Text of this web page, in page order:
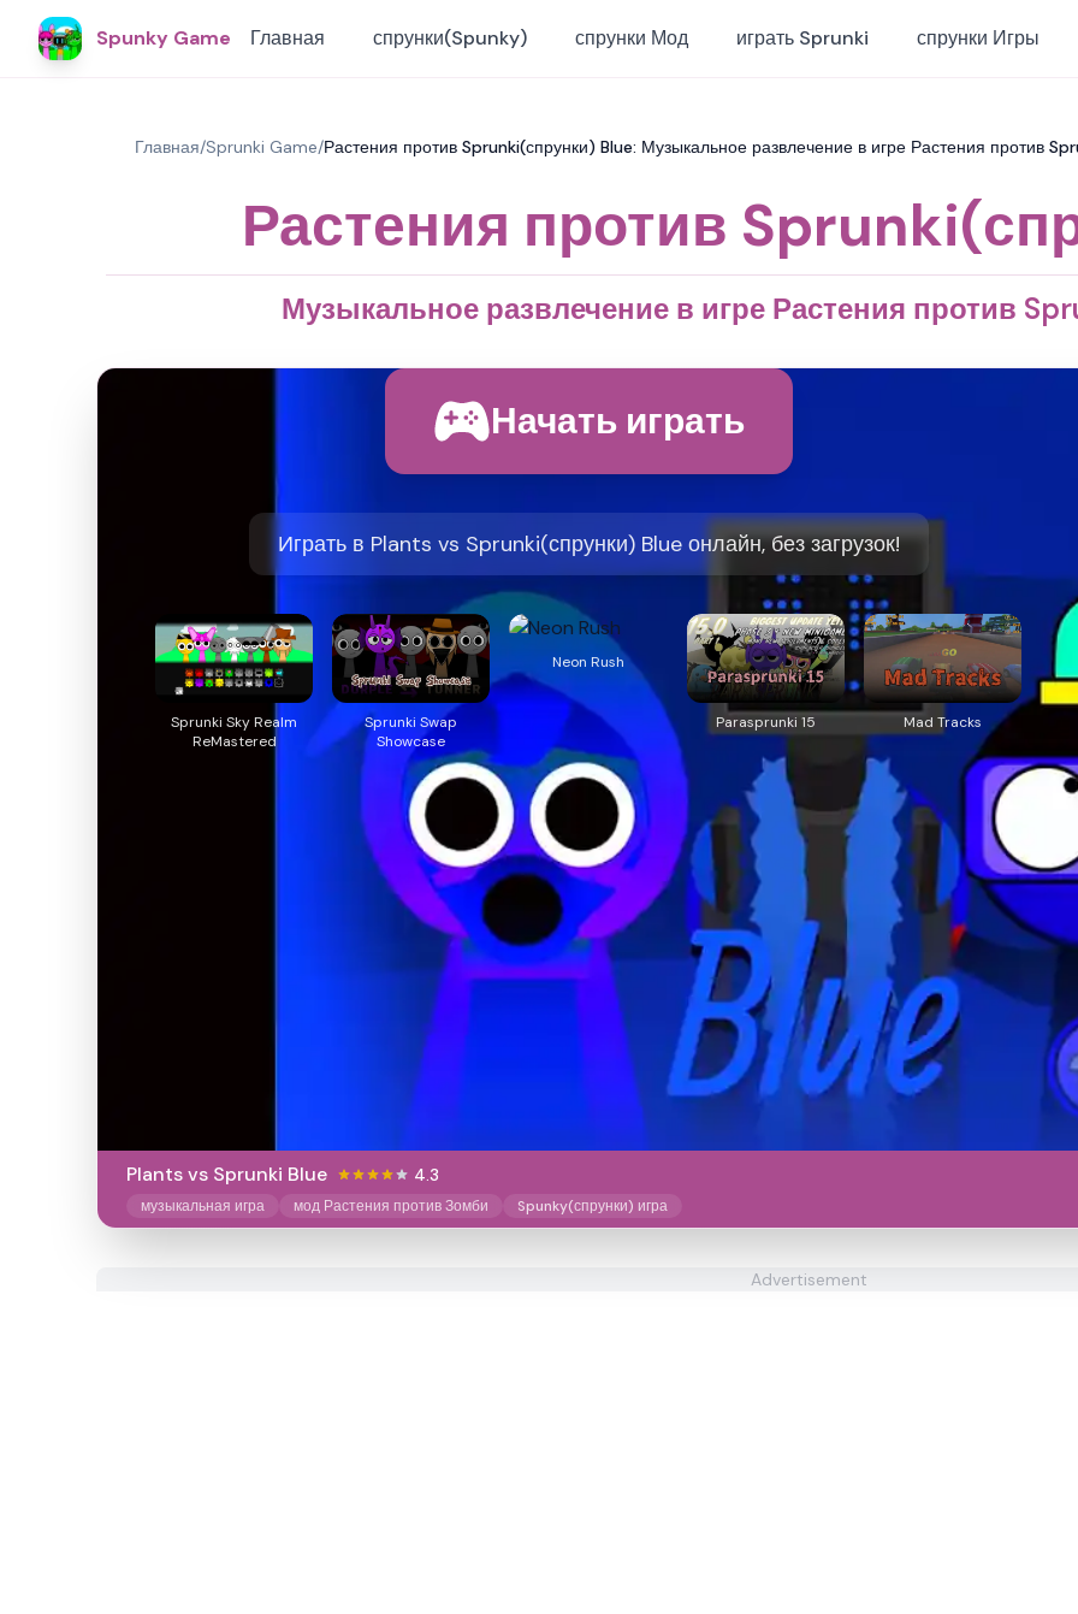
Spunky Game Главная спрунки(Spunky) спрунки Мод играть Sprunki спрунки Игры
Главная/Sprunki Game/Растения против Sprunki(спрунки) Blue: Музыкальное развлечение в игре Растения против
Растения против
Музыкальное развлечение в игре Растения против
Начать играть
Играть в Plants vs Sprunki(спрунки) Blue онлайн, без загрузок!
Sprunki Sky Realm
ReMastered
Sprunki Swap
Showcase
Neon Rush
Parasprunki 15 Mad Tracks
Plants vs Sprunki Blue 4.3
музыкальная игра мод Растения против Зомби Spunky(спрунки) игра
Advertisement